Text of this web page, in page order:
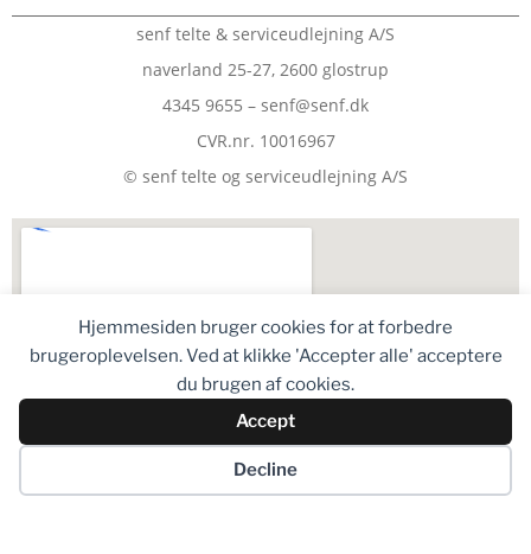
Hjemmesiden bruger cookies for at forbedre
brugeroplevelsen. Ved at klikke 'Accepter alle' acceptere
du brugen af cookies.
Accept
Decline
senf telte & serviceudlejning A/S
naverland 25-27, 2600 glostrup
4345 9655 – senf@senf.dk
CVR.nr. 10016967
© senf telte og serviceudlejning A/S